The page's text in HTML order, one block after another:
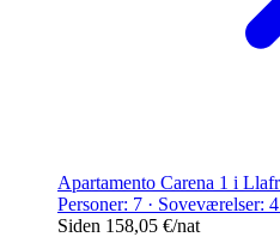
Apartamento Carena 1 i
Personer: 7 · Soveværelser:
Siden 158,05 €/nat